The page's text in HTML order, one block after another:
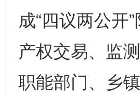
成“四议两公开
产权交易、监
职能部门、乡